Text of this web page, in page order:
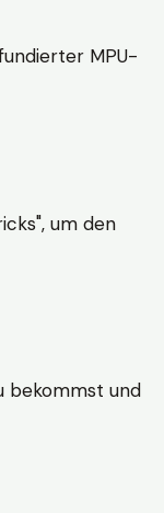
MPU-
um den
bekommst und